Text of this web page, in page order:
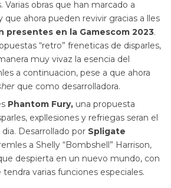
Varias obras que han marcado a
que ahora pueden revivir gracias a lles
presentes en la Gamescom 2023.
“retro” freneticas de disparles,
muy vivaz la esencia del
a continuacion, pese a que ahora
que como desarrolladora.
Phantom Fury, una propuesta
expllesiones y refriegas seran el
Desarrollado por Spligate
a Shelly “Bombshell” Harrison,
despierta en un nuevo mundo, con
varias funciones especiales.